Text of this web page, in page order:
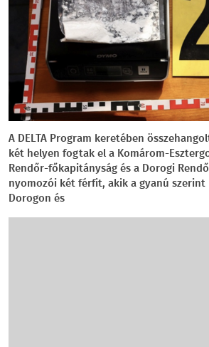
A DELTA Program keretében
két helyen fogtak el a Komárom-
Rendőr-főkapitányság és a Dorogi
nyomozói két férfit, akik a gyanú
Dorogon és